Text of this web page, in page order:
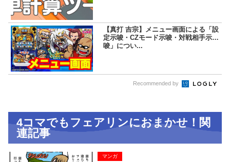
【真打 吉宗】メニュー画面による「設
定示唆・CZモード示唆・対戦相手示
唆」につい...
Recommended by
4コマでもフェアリンにおまかせ！関
連記事
マンガ